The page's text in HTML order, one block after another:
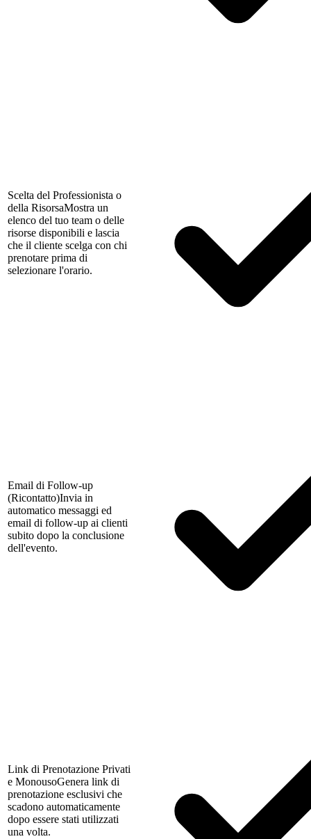
Scelta del Professionista o
della RisorsaMostra un
elenco del tuo team o delle
risorse disponibili e lascia
che il cliente scelga con chi
prenotare prima di
selezionare l'orario.
Email di Follow-up
(Ricontatto)Invia in
automatico messaggi ed
email di follow-up ai clienti
subito dopo la conclusione
dell'evento.
Link di Prenotazione Privati
e MonousoGenera link di
prenotazione esclusivi che
scadono automaticamente
dopo essere stati utilizzati
una volta.